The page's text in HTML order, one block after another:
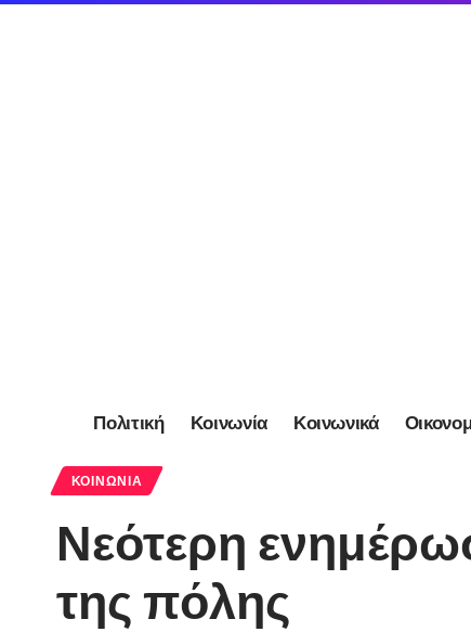
Πολιτική Κοινωνία Κοινωνικά
ΚΟΙΝΩΝΊΑ
Νεότερη
της πόλης